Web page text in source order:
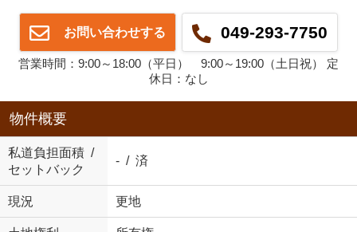
お問い合わせする 049-293-7750
営業時間：9:00～18:00（平日） 9:00～19:00（土日祝） 定
休日：なし
物件概要
私道負担面積 /
セットバック
- / 済
現況 更地